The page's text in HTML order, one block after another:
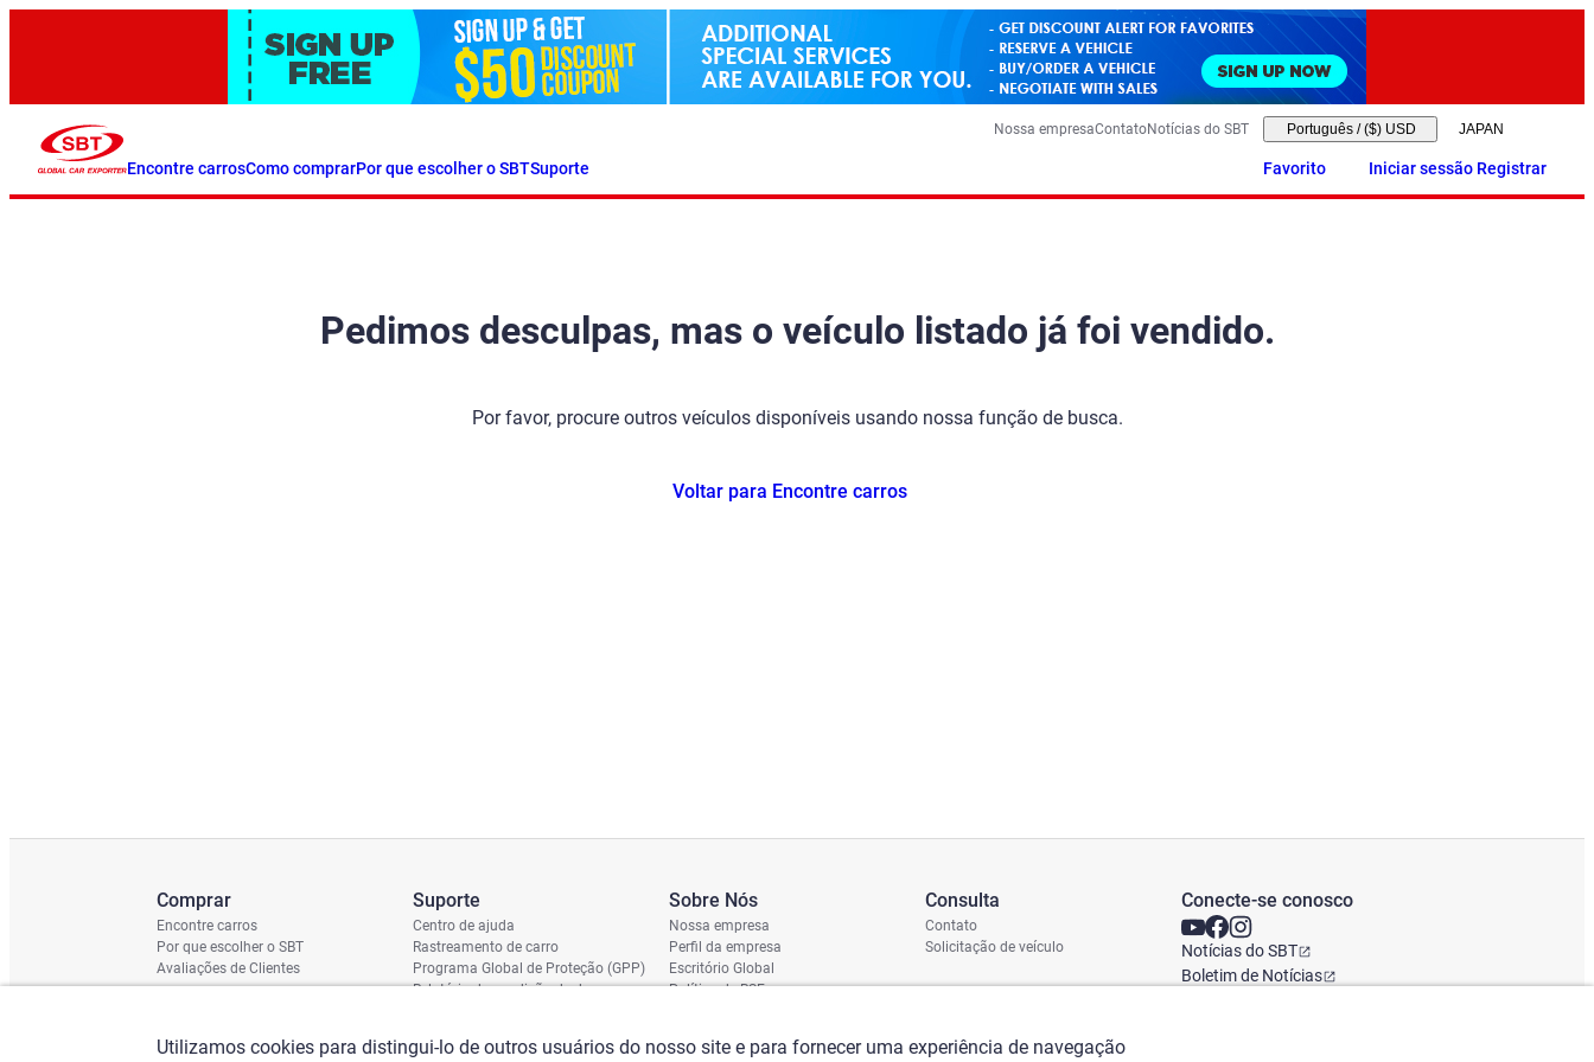
Encontre carrosComo comprarPor que escolher o SBTSuporte
Nossa empresaContatoNotícias do SBT Português / ($) USD
Favorito Iniciar sessão Registrar
Pedimos desculpas, mas o veículo listado já foi vendido.
Por favor, procure outros veículos disponíveis usando nossa função de busca.
Voltar para Encontre carros
Comprar
Encontre carros
Por que escolher o SBT
Avaliações de Clientes
Suporte
Centro de ajuda
Rastreamento de carro
Programa Global de Proteção (GPP)
Relatório de condição de dano
Sobre Nós
Nossa empresa
Perfil da empresa
Escritório Global
Política de RSE
Consulta
Contato
Solicitação de veículo
Conecte-se conosco
Notícias do SBT
Boletim de Notícias
Utilizamos cookies para distingui-lo de outros usuários do nosso site e para fornecer uma experiência de navegação